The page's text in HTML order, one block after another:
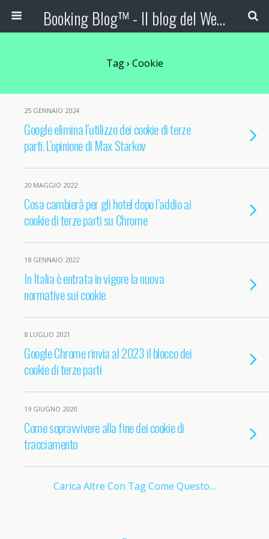
Booking Blog™ - Il blog del Web Marketing Turistico
Tag › Cookie
25 GENNAIO 2024
Google elimina l’utilizzo dei cookie di terze
parti. L’opinione di Max Starkov
20 MAGGIO 2022
Cosa cambierà per gli hotel dopo l’addio ai
cookie di terze parti su Chrome
18 GENNAIO 2022
In Italia è entrata in vigore la nuova
normative sui cookie
8 LUGLIO 2021
Google Chrome rinvia al 2023 il blocco dei
cookie di terze parti
19 GIUGNO 2020
Come sopravvivere alla fine dei cookie di
tracciamento
Carica Altre Con Tag Come Questo…